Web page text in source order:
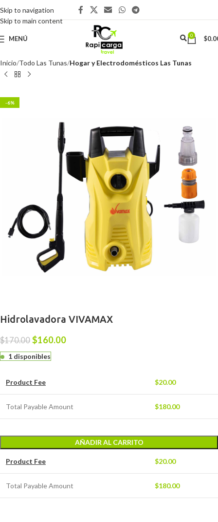
Skip to navigation
Skip to main content
MENÚ 0 $
Inicio Todo Las Tunas Hogar y Electrodomésticos Las Tunas
-6%
Hidrolavadora VIVAMAX
$170.00 $160.00
1 disponibles
Product Fee $20.00
Total Payable Amount $180.00
AÑADIR AL CARRITO
Product Fee $20.00
Total Payable Amount $180.00